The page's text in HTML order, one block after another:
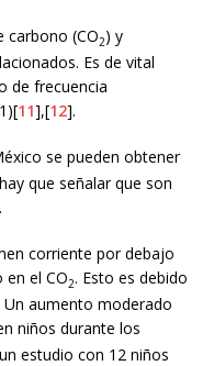
carbono (CO2) y
Es de vital
de frecuencia
11],[12].
se pueden obtener
que señalar que son
corriente por debajo
el CO2. Esto es debido
aumento moderado
niños durante los
estudio con 12 niños